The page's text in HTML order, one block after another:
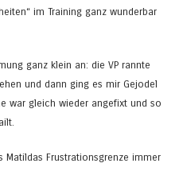
im Training ganz wunderbar
ganz klein an: die VP rannte
und dann ging es mir Gejodel
war gleich wieder angefixt und so
Matildas Frustrationsgrenze immer